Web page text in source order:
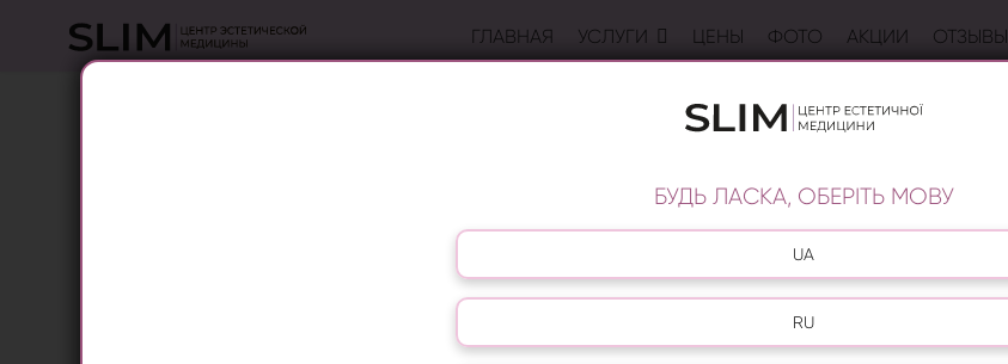
ГЛАВНАЯ УСЛУГИ ЦЕНЫ ФОТО АКЦИИ ОТЗЫВЫ
ВРАЧ ГИНЕКОЛОГ ЦЕНТРА СЛИМ
БУДЬ ЛАСКА, ОБЕРІТЬ МОВУ
UA
RU